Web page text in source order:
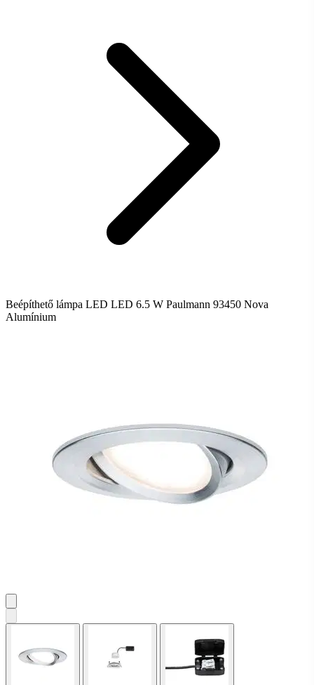
Beépíthető lámpa LED LED 6.5 W Paulmann 93450 Nova
Alumínium